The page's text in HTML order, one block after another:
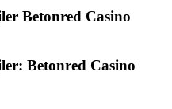
Betonred Casino
Betonred Casino